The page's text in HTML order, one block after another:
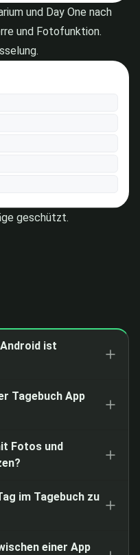
und Day One nach
und Fotofunktion.
geschützt.
ist
Tagebuch App
Fotos und
im Tagebuch zu
einer App